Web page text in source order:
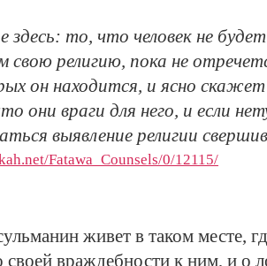
здесь: то, что человек не
свою религию, пока не
он находится, и ясно
они враги для него, и если
выявление религии
Fatawa_Counsels/0/12115/
живет в таком месте,
враждебности к ним, и о